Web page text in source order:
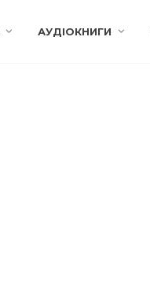
АУДІОКНИГИ